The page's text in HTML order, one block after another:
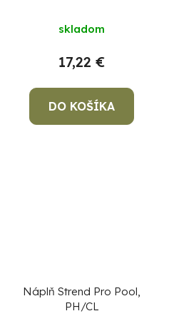
skladom
17,22 €
DO KOŠÍKA
Náplň Strend Pro Pool,
PH/CL